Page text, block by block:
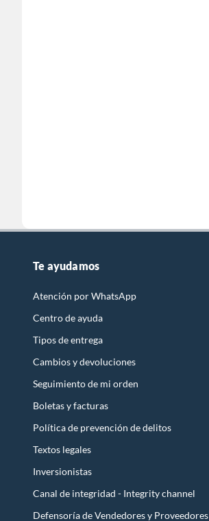
Te ayudamos
Atención por WhatsApp
Centro de ayuda
Tipos de entrega
Cambios y devoluciones
Seguimiento de mi orden
Boletas y facturas
Política de prevención de delitos
Textos legales
Inversionistas
Canal de integridad - Integrity channel
Defensoría de Vendedores y Proveedores